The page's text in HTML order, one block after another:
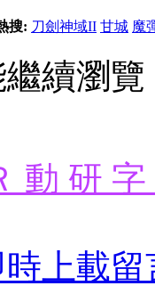
搜: 刀劍神域II 甘城 魔
續瀏覽
動 研
上載